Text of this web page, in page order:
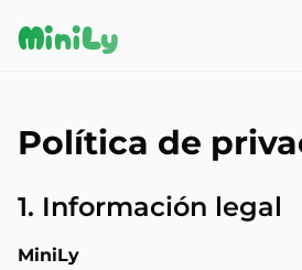
MiniLy
Política de
1. Información legal
MiniLy